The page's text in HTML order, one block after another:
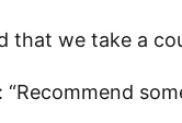
that we take a
“Recommend